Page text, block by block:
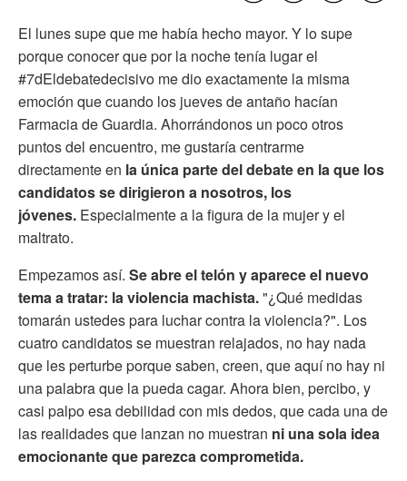
El lunes supe que me había hecho mayor. Y lo supe
porque conocer que por la noche tenía lugar el
#7dEldebatedecisivo me dio exactamente la misma
emoción que cuando los jueves de antaño hacían
Farmacia de Guardia. Ahorrándonos un poco otros
puntos del encuentro, me gustaría centrarme
directamente en la única parte del debate en la que los
candidatos se dirigieron a nosotros, los
jóvenes. Especialmente a la figura de la mujer y el
maltrato.
Empezamos así. Se abre el telón y aparece el nuevo
tema a tratar: la violencia machista."¿Qué medidas
tomarán ustedes para luchar contra la violencia?". Los
cuatro candidatos se muestran relajados, no hay nada
que les perturbe porque saben, creen, que aquí no hay ni
una palabra que la pueda cagar. Ahora bien, percibo, y
casi palpo esa debilidad con mis dedos, que cada una de
las realidades que lanzan no muestran ni una sola idea
emocionante que parezca comprometida.